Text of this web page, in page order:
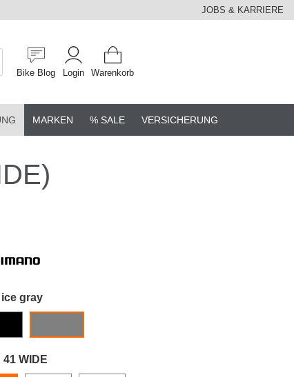
JOBS & KARRIERE
Bike Blog Login Warenkorb
MARKEN % SALE VERSICHERUNG
ice gray
41 WIDE